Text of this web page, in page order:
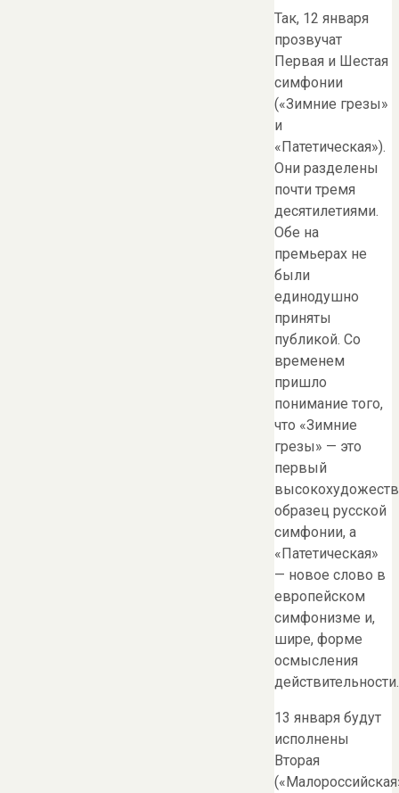
Так, 12 января
прозвучат
Первая и Шестая
симфонии
(«Зимние грезы»
и
«Патетическая»).
Они разделены
почти тремя
десятилетиями.
Обе на
премьерах не
были
единодушно
приняты
публикой. Со
временем
пришло
понимание того,
что «Зимние
грезы» — это
первый
образец русской
симфонии, а
«Патетическая»
— новое слово в
европейском
симфонизме и,
шире, форме
осмысления
действительности.
13 января будут
исполнены
Вторая